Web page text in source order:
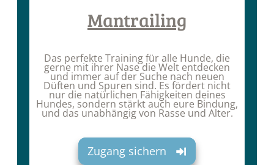
Mantrailing
Das perfekte Training für alle Hunde, die
gerne mit ihrer Nase die Welt entdecken
und immer auf der Suche nach neuen
Düften und Spuren sind. Es fördert nicht
nur die natürlichen Fähigkeiten deines
Hundes, sondern stärkt auch eure Bindung,
und das unabhängig von Rasse und Alter.
Zugang sichern